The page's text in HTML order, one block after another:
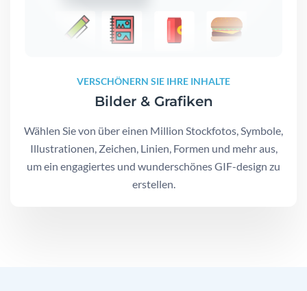
VERSCHÖNERN SIE IHRE INHALTE
Bilder & Grafiken
Wählen Sie von über einen Million Stockfotos, Symbole,
Illustrationen, Zeichen, Linien, Formen und mehr aus,
um ein engagiertes und wunderschönes GIF-design zu
erstellen.